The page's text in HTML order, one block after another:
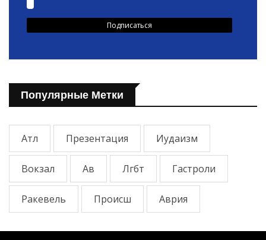
Популярные Метки
Атл Презентация Иудаизм
Вокзал Ав Лгбт Гастроли
Ракевель Происш Аврия